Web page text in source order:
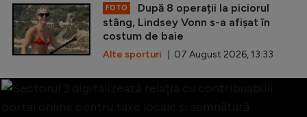
FOTO
După 8 operații la piciorul
stâng, Lindsey Vonn s-a afișat în
costum de baie
Alte sporturi | 07 August 2026, 13:33